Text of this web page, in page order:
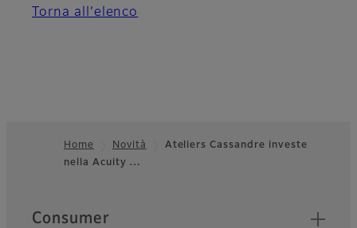
Torna all’elenco
Footer
Home Novità
Ateliers Cassandre investe
nella Acuity …
Quick Links
Consumer